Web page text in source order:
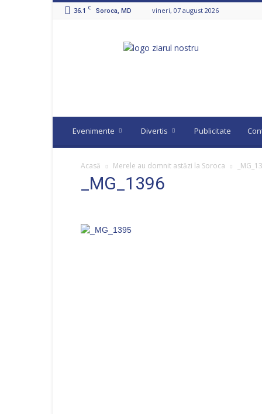
36.1 C Soroca, MD vineri, 07 august 2026
Evenimente Divertis Publicitate
Acasă Merele au domnit astăzi la Soroca
_MG_1396